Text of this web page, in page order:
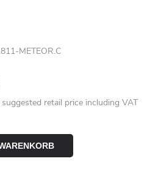
METEOR.C
retail price including VAT